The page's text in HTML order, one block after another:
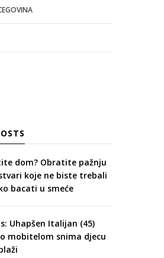
dom? Obratite pažnju
koje ne biste trebali
bacati u smeće
Uhapšen Italijan (45)
mobitelom snima djecu